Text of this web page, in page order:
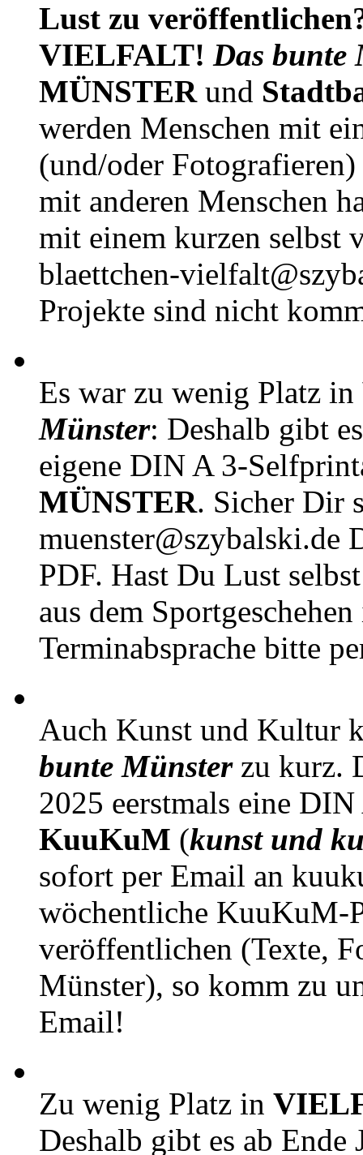
Lust zu
VIELFALT! Das bunte
MÜNSTERund
werden Menschen mit
(und/oder
mit anderen Menschen
mit einem kurzen selbst
blaettchen-
Projekte sind nicht
Es war zu wenig Platz in
Münster: Deshalb gibt
eigene DIN A 3-
MÜNSTER. Sicher Dir
muenster@szybalski.de
PDF. Hast Du Lust
aus dem
Terminabsprache bitte
Auch Kunst und Kultur
bunte Münsterzu kurz.
2025 eerstmals eine
KuuKuM (kunst und
sofort per Email an
wöchentliche KuuKuM-
veröffentlichen (Texte,
Münster), so komm zu
Email!
Zu wenig Platz in
Deshalb gibt es ab Ende